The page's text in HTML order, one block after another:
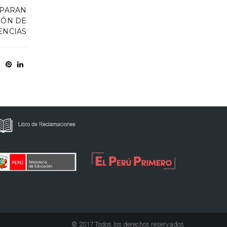
DE
© 2017 Todos los derechos reservados